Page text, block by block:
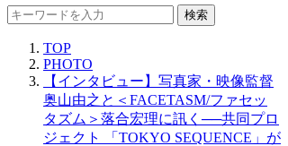
検索
TOP
PHOTO
【インタビュー】写真家・映像監督
奥山由之と＜FACETASM/ファセッ
タズム＞落合宏理に訊く──共同プロ
ジェクト 「TOKYO SEQUENCE」が